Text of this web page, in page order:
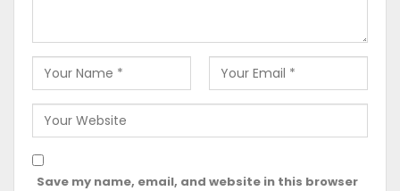
Save my name, email, and website in this browser